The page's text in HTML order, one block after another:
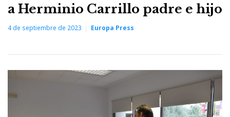
a Herminio Carrillo padre e hijo
4 de septiembre de 2023 Europa Press